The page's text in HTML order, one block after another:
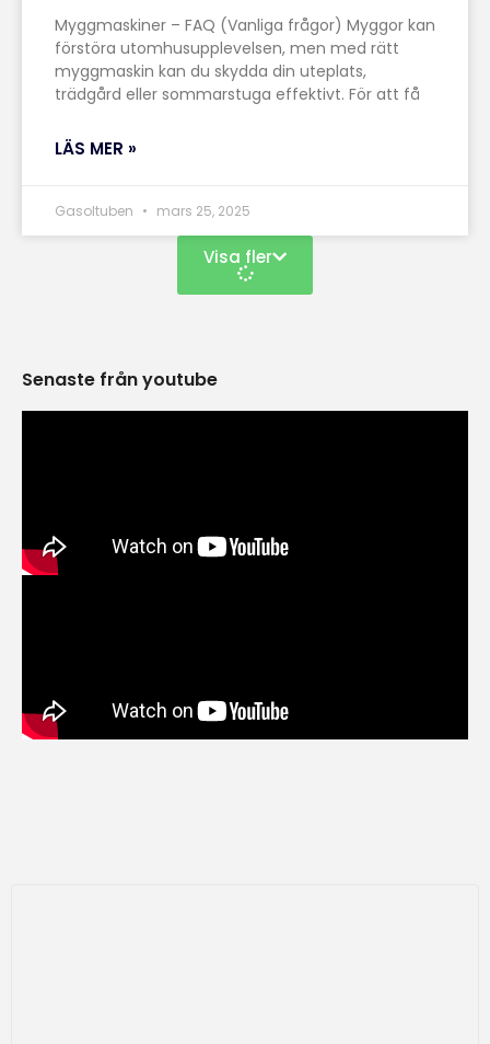
Myggmaskiner – FAQ (Vanliga frågor) Myggor kan
förstöra utomhusupplevelsen, men med rätt
myggmaskin kan du skydda din uteplats,
trädgård eller sommarstuga effektivt. För att få
LÄS MER »
Gasoltuben mars 25, 2025
Visa fler
Senaste från youtube